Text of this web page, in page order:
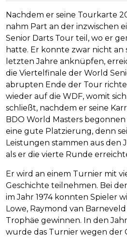
Nachdem er seine Tourkarte
nahm Part an der inzwischen
Senior Darts Tour teil, wo er
hatte. Er konnte zwar nicht an
letzten Jahre anknüpfen,
die Viertelfinale der World
abrupten Ende der Tour
wieder auf die WDF, womit
schließt, nachdem er seine
BDO World Masters
eine gute Platzierung, denn
Leistungen stammen aus den
als er die vierte Runde
Er wird an einem Turnier mit
Geschichte teilnehmen. Bei
im Jahr 1974 konnten Spieler
Lowe, Raymond van
Trophäe gewinnen. In den
wurde das Turnier wegen der